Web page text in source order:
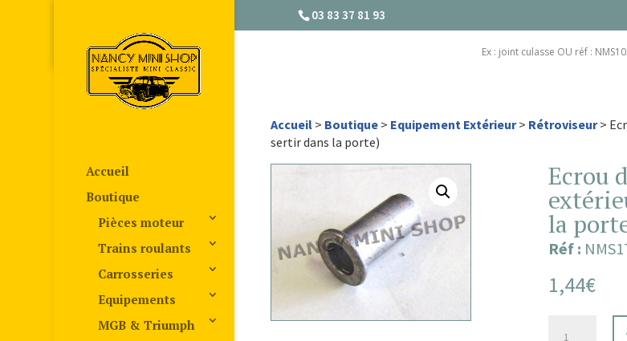
03 83 37 81 93
Accueil
Boutique
Pièces moteur
Trains roulants
Carrosseries
Equipements
MGB & Triumph
Accueil> Boutique> Equipement Extérieur> Rétroviseur>
sertir dans la porte)
Ecrou
la
Réf :
1,44€